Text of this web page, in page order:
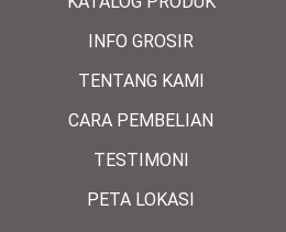
INFO GROSIR
TENTANG KAMI
CARA PEMBELIAN
TESTIMONI
PETA LOKASI